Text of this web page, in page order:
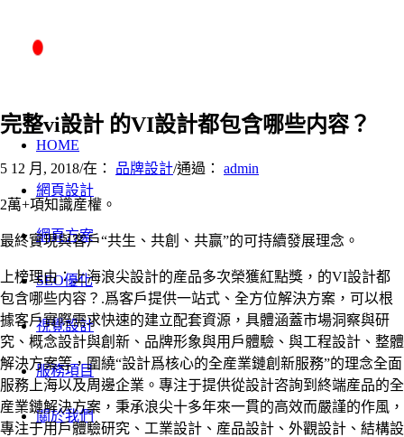
HOME
網頁設計
網頁方案
SEO優化
視覺設計
服務項目
關於我們
完整vi設計 的VI設計都包含哪些内容？
5 12 月, 2018/在： 品牌設計/通過： admin
2萬+項知識産權。
最終實現與客戶“共生、共創、共赢”的可持續發展理念。
上榜理由：上海浪尖設計的産品多次榮獲紅點獎，的VI設計都
包含哪些内容？.爲客戶提供一站式、全方位解決方案，可以根
據客戶實際需求快速的建立配套資源，具體涵蓋市場洞察與研
究、概念設計與創新、品牌形象與用戶體驗、與工程設計、整體
解決方案等，圍繞“設計爲核心的全産業鏈創新服務”的理念全面
服務上海以及周邊企業。專注于提供從設計咨詢到終端産品的全
産業鏈解決方案，秉承浪尖十多年來一貫的高效而嚴謹的作風，
專注于用戶體驗研究、工業設計、産品設計、外觀設計、結構設